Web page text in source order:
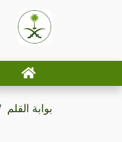
بوابة القلم